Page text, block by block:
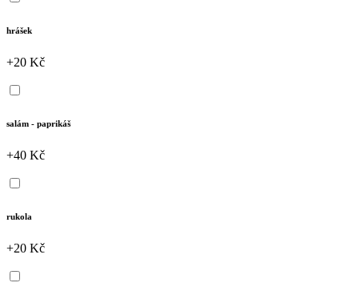
hrášek
+20 Kč
salám - paprikáš
+40 Kč
rukola
+20 Kč